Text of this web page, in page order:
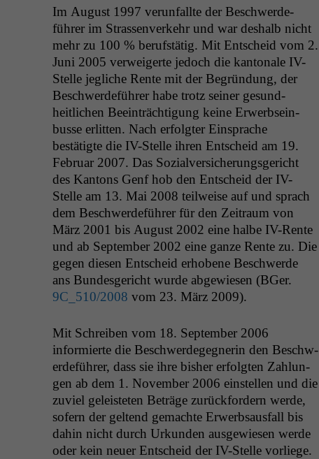
Im August 1997 verun­fallte der Beschw­erde­
führer im Strassen­verkehr und war deshalb nicht
mehr zu 100 % beruf­stätig. Mit Entscheid vom 2.
Juni 2005 ver­weigerte jedoch die kan­tonale IV-
Stelle jegliche Rente mit der Begrün­dung, der
Beschw­erde­führer habe trotz sein­er gesund­
heitlichen Beein­träch­ti­gung keine Erwerb­sein­
busse erlit­ten. Nach erfol­gter Ein­sprache
bestätigte die IV-Stelle ihren Entscheid am 19.
Feb­ru­ar 2007. Das Sozialver­sicherungs­gericht
des Kan­tons Genf hob den Entscheid der IV-
Stelle am 13. Mai 2008 teil­weise auf und sprach
dem Beschw­erde­führer für den Zeitraum von
März 2001 bis August 2002 eine halbe IV-Rente
und ab Sep­tem­ber 2002 eine ganze Rente zu. Die
gegen diesen Entscheid erhobene Beschw­erde
ans Bun­des­gericht wurde abgewiesen (BGer.
9C_510/2008 vom 23. März 2009).
Mit Schreiben vom 18. Sep­tem­ber 2006
informierte die Beschw­erdegeg­ner­in den Beschw­
erde­führer, dass sie ihre bish­er erfol­gten Zahlun­
gen ab dem 1. Novem­ber 2006 ein­stellen und die
zuviel geleis­teten Beträge zurück­fordern werde,
sofern der gel­tend gemachte Erwerb­saus­fall bis
dahin nicht durch Urkun­den aus­gewiesen werde
oder kein neuer Entscheid der IV-Stelle vor­liege.